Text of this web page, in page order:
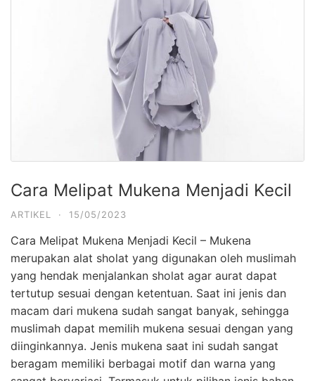
Cara Melipat Mukena Menjadi Kecil
ARTIKEL · 15/05/2023
Cara Melipat Mukena Menjadi Kecil – Mukena
merupakan alat sholat yang digunakan oleh muslimah
yang hendak menjalankan sholat agar aurat dapat
tertutup sesuai dengan ketentuan. Saat ini jenis dan
macam dari mukena sudah sangat banyak, sehingga
muslimah dapat memilih mukena sesuai dengan yang
diinginkannya. Jenis mukena saat ini sudah sangat
beragam memiliki berbagai motif dan warna yang